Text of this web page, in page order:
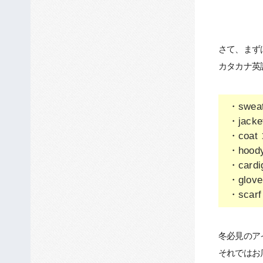
さて、ま
カタカナ
・
・
・coat
・
・
・
・
冬必見のア
それではお